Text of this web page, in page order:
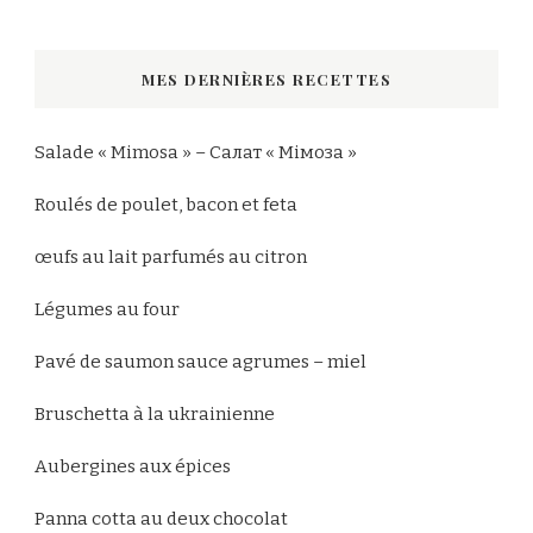
MES DERNIÈRES RECETTES
Salade « Mimosa » – Салат « Мімоза »
Roulés de poulet, bacon et feta
œufs au lait parfumés au citron
Légumes au four
Pavé de saumon sauce agrumes – miel
Bruschetta à la ukrainienne
Aubergines aux épices
Panna cotta au deux chocolat